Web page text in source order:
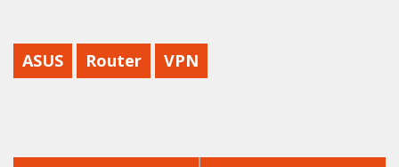
ASUS Router VPN